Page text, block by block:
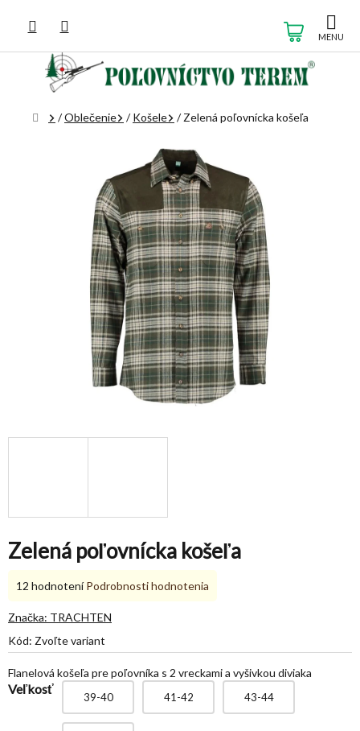
obsah
KOŠÍK
Domov
/Oblečenie / Košele / Zelená poľovnícka košeľa
Zelená poľovnícka košeľa
Kód: Zvoľte variant
Veľkosť
39-40 41-42 43-44
Flanelová košeľa pre poľovníka s 2 vreckami a vyšivkou diviaka
Priemerné
produktu
5,0
5
hviezdičiek.
12 hodnotení Podrobnosti hodnotenia
Značka: TRACHTEN